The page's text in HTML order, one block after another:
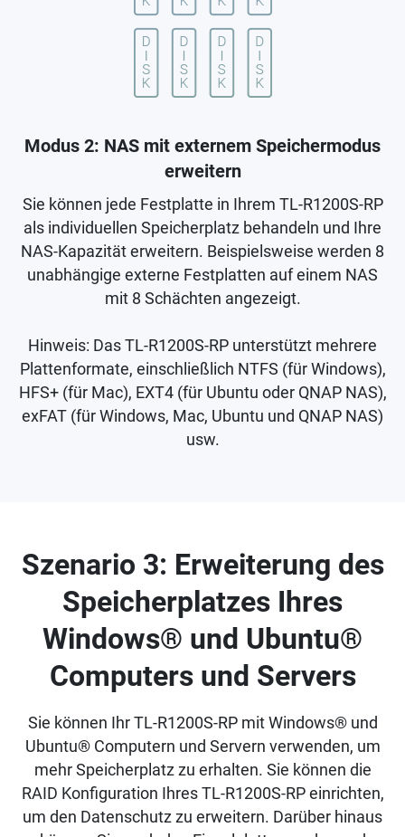
Modus 2: NAS mit externem Speichermodus
erweitern
Sie können jede Festplatte in Ihrem TL-R1200S-RP
als individuellen Speicherplatz behandeln und Ihre
NAS-Kapazität erweitern. Beispielsweise werden 8
unabhängige externe Festplatten auf einem NAS
mit 8 Schächten angezeigt.
Hinweis: Das TL-R1200S-RP unterstützt mehrere
Plattenformate, einschließlich NTFS (für Windows),
HFS+ (für Mac), EXT4 (für Ubuntu oder QNAP NAS),
exFAT (für Windows, Mac, Ubuntu und QNAP NAS)
usw.
Szenario 3: Erweiterung des
Speicherplatzes Ihres
Windows® und Ubuntu®
Computers und Servers
Sie können Ihr TL-R1200S-RP mit Windows® und
Ubuntu® Computern und Servern verwenden, um
mehr Speicherplatz zu erhalten. Sie können die
RAID Konfiguration Ihres TL-R1200S-RP einrichten,
um den Datenschutz zu erweitern. Darüber hinaus